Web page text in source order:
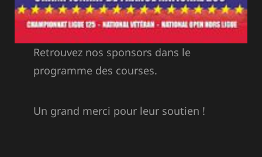
Retrouvez nos sponsors dans le
programme des courses.
Un grand merci pour leur soutien !